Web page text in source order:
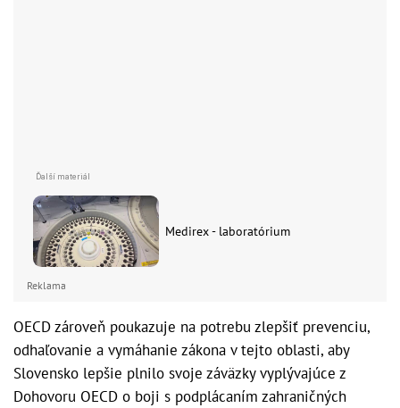
Medirex - laboratórium
Reklama
OECD zároveň poukazuje na potrebu zlepšiť prevenciu,
odhaľovanie a vymáhanie zákona v tejto oblasti, aby
Slovensko lepšie plnilo svoje záväzky vyplývajúce z
Dohovoru OECD o boji s podplácaním zahraničných